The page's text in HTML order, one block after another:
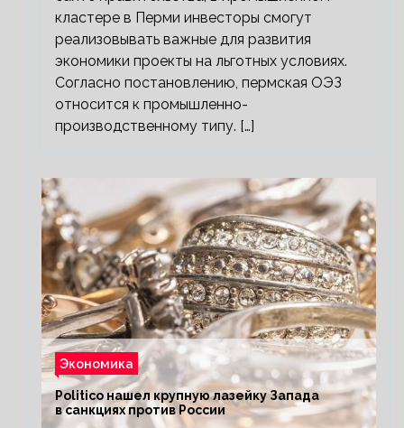
кластере в Перми инвесторы смогут
реализовывать важные для развития
экономики проекты на льготных условиях.
Согласно постановлению, пермская ОЭЗ
относится к промышленно-
производственному типу. […]
Экономика
Politico нашел крупную лазейку Запада
в санкциях против России